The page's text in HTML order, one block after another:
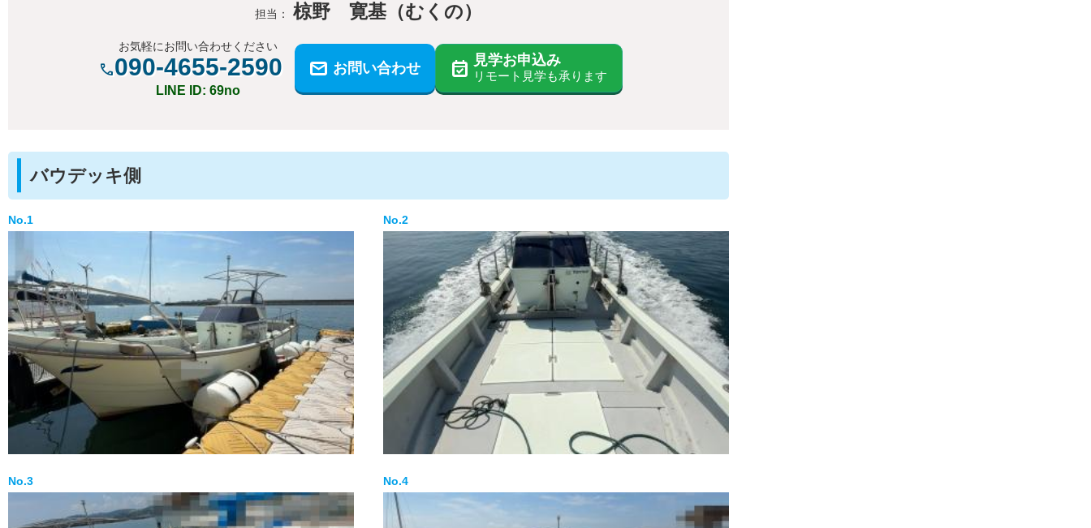
担当： 椋野 寛基（むくの）
お気軽にお問い合わせください
090-4655-2590
LINE ID: 69no
お問い合わせ 見学お申込み
リモート見学も承ります
バウデッキ側
No.1 No.2
No.3 No.4